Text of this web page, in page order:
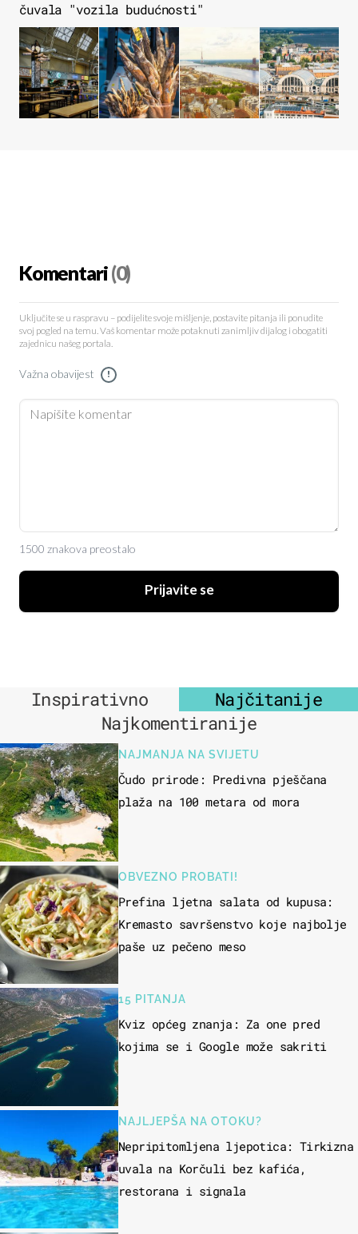
čuvala "vozila budućnosti"
Komentari(0)
Uključite se u raspravu – podijelite svoje mišljenje, postavite pitanja ili ponudite
svoj pogled na temu. Vaš komentar može potaknuti zanimljiv dijalog i obogatiti
zajednicu našeg portala.
Važna obavijest !
1500 znakova preostalo
Prijavite se
Inspirativno
Najčitanije
Najkomentiranije
NAJMANJA NA SVIJETU
Čudo prirode: Predivna pješčana
plaža na 100 metara od mora
OBVEZNO PROBATI!
Prefina ljetna salata od kupusa:
Kremasto savršenstvo koje najbolje
paše uz pečeno meso
15 PITANJA
Kviz općeg znanja: Za one pred
kojima se i Google može sakriti
NAJLJEPŠA NA OTOKU?
Nepripitomljena ljepotica: Tirkizna
uvala na Korčuli bez kafića,
restorana i signala